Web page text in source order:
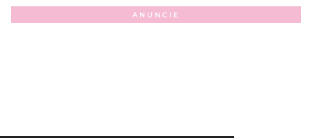
ANUNCIE